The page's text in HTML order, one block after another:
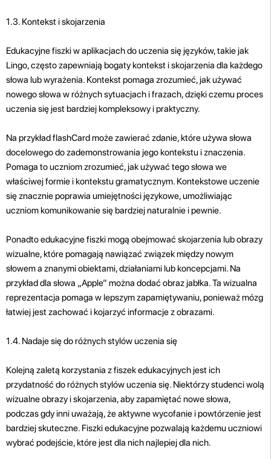
1.3. Kontekst i skojarzenia
Edukacyjne fiszki w aplikacjach do uczenia się języków, takie jak
Lingo, często zapewniają bogaty kontekst i skojarzenia dla każdego
słowa lub wyrażenia. Kontekst pomaga zrozumieć, jak używać
nowego słowa w różnych sytuacjach i frazach, dzięki czemu proces
uczenia się jest bardziej kompleksowy i praktyczny.
Na przykład flashCard może zawierać zdanie, które używa słowa
docelowego do zademonstrowania jego kontekstu i znaczenia.
Pomaga to uczniom zrozumieć, jak używać tego słowa we
właściwej formie i kontekstu gramatycznym. Kontekstowe uczenie
się znacznie poprawia umiejętności językowe, umożliwiając
uczniom komunikowanie się bardziej naturalnie i pewnie.
Ponadto edukacyjne fiszki mogą obejmować skojarzenia lub obrazy
wizualne, które pomagają nawiązać związek między nowym
słowem a znanymi obiektami, działaniami lub koncepcjami. Na
przykład dla słowa „Apple” można dodać obraz jabłka. Ta wizualna
reprezentacja pomaga w lepszym zapamiętywaniu, ponieważ mózg
łatwiej jest zachować i kojarzyć informacje z obrazami.
1.4. Nadaje się do różnych stylów uczenia się
Kolejną zaletą korzystania z fiszek edukacyjnych jest ich
przydatność do różnych stylów uczenia się. Niektórzy studenci wolą
wizualne obrazy i skojarzenia, aby zapamiętać nowe słowa,
podczas gdy inni uważają, że aktywne wycofanie i powtórzenie jest
bardziej skuteczne. Fiszki edukacyjne pozwalają każdemu uczniowi
wybrać podejście, które jest dla nich najlepiej dla nich.